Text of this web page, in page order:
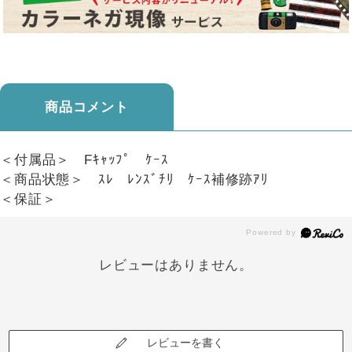
商品コメント
＜付属品＞ Fｷｬｯﾌﾟ ｹｰｽ
＜商品状態＞ ｽﾚ ﾚﾝｽﾞﾁﾘ ｹｰｽ補修跡ｱﾘ
＜保証＞
レビューはありません。
レビューを書く